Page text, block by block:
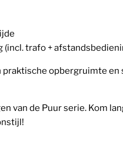
trafo +
opbergruimte
van de Puur serie. Kom